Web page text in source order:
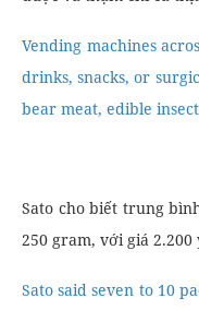
Vending machines
drinks, snacks, or
bear meat, edible
Sato cho biết trung
250 gram, với giá 2.200
Sato said seven to 10